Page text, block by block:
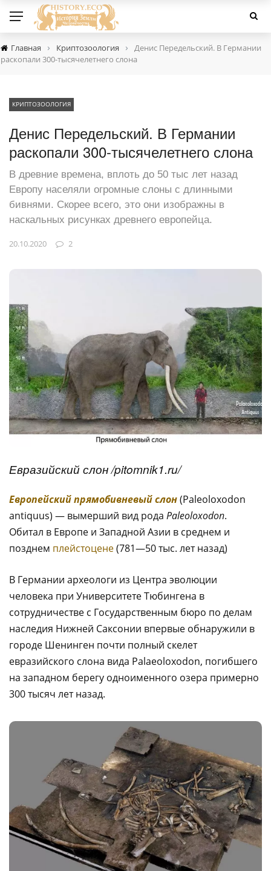
Главная › Криптозоология ›
Денис Передельский. В Германии
раскопали 300-тысячелетнего слона
КРИПТОЗООЛОГИЯ
Денис Передельский. В Германии
раскопали 300-тысячелетнего слона
В древние времена, вплоть до 50 тыс лет назад
Европу населяли огромные слоны с длинными
бивнями. Скорее всего, это они изображны в
наскальных рисунках древнего европейца.
20.10.2020 2
Евразийский слон /pitomnik1.ru/
Европейский прямобивневый слон(Paleoloxodon
antiquus) — вымерший вид рода Paleoloxodon.
Обитал в Европе и Западной Азии в среднем и
позднем плейстоцене(781—50 тыс. лет назад)
В Германии археологи из Центра эволюции
человека при Университете Тюбингена в
сотрудничестве с Государственным бюро по делам
наследия Нижней Саксонии впервые обнаружили в
городе Шенинген почти полный скелет
евразийского слона вида Palaeoloxodon, погибшего
на западном берегу одноименного озера примерно
300 тысяч лет назад.